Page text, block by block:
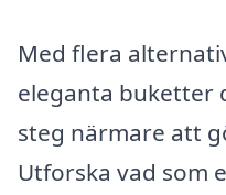
Med flera
eleganta buketter
steg närmare att
Utforska vad som